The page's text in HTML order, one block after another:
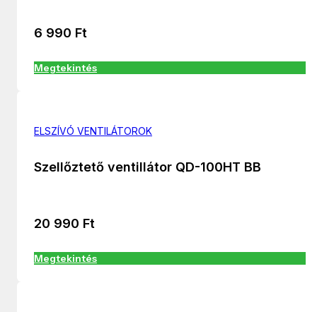
6 990 Ft
Megtekintés
ELSZÍVÓ VENTILÁTOROK
Szellőztető ventillátor QD-100HT BB
20 990 Ft
Megtekintés